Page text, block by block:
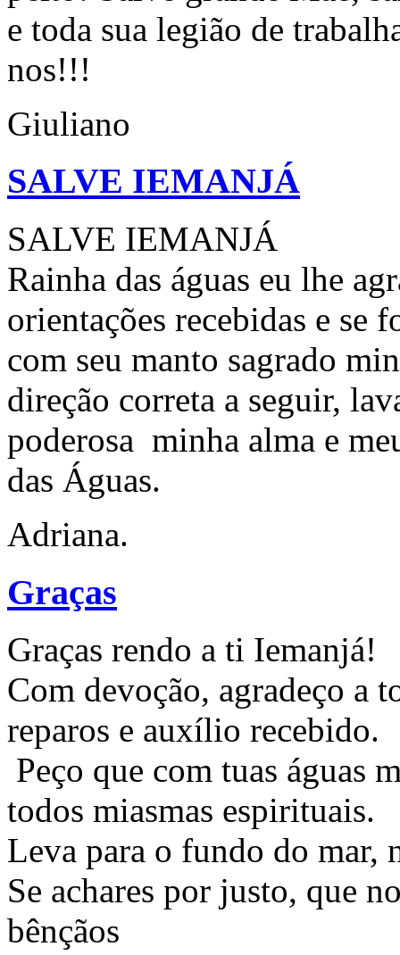
e toda sua legião de
nos!!!
Giuliano
SALVE IEMANJÁ
SALVE IEMANJÁ
Rainha das águas eu lhe
orientações recebidas e se
com seu manto sagrado
direção correta a seguir,
poderosa minha alma e
das Águas.
Adriana.
Graças
Graças rendo a ti Iemanjá!
Com devoção, agradeço a
reparos e auxílio recebido.
Peço que com tuas águas
todos miasmas espirituais.
Leva para o fundo do mar,
Se achares por justo, que
bênçãos